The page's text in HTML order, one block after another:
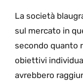
La società
sul mercato in
secondo quanto
obiettivi
avrebbero